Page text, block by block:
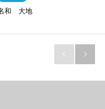
和 大地
 